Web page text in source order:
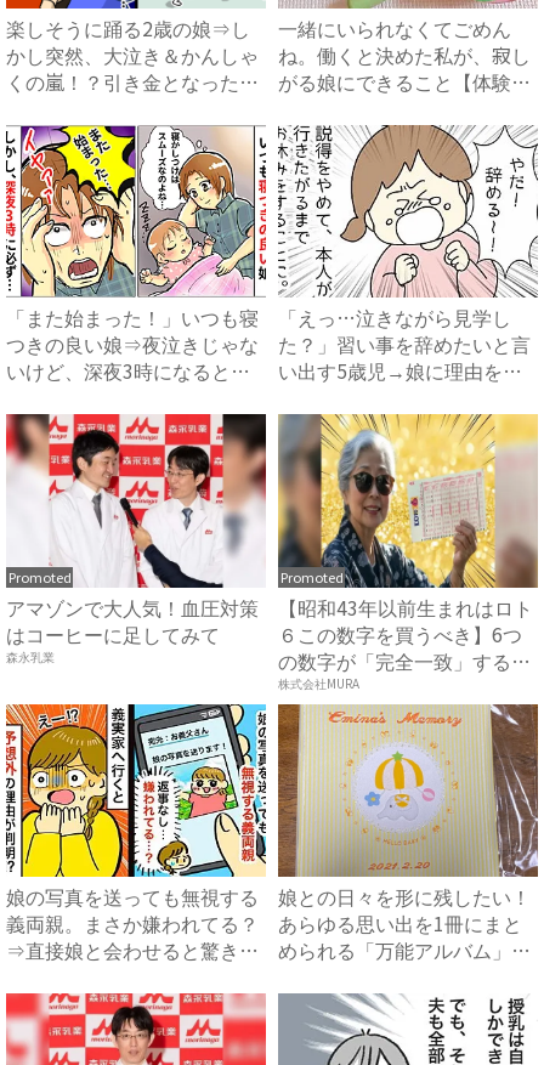
楽しそうに踊る2歳の娘⇒し
かし突然、大泣き＆かんしゃ
くの嵐！？引き金となった出
一緒にいられなくてごめん
ね。働くと決めた私が、寂し
がる娘にできること【体験
「また始まった！」いつも寝
つきの良い娘⇒夜泣きじゃな
いけど、深夜3時になると必
「えっ…泣きながら見学し
た？」習い事を辞めたいと言
い出す5歳児→娘に理由を聞
Promoted
アマゾンで大人気！血圧対策
はコーヒーに足してみて
森永乳業
Promoted
【昭和43年以前生まれはロト
６この数字を買うべき】6つ
の数字が「完全一致」する
方...
株式会社MURA
娘の写真を送っても無視する
義両親。まさか嫌われてる？
⇒直接娘と会わせると驚きの
娘との日々を形に残したい！
あらゆる思い出を1冊にまと
められる「万能アルバム」｜